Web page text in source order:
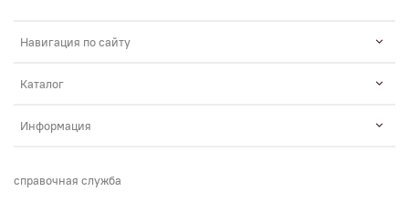
Навигация по сайту
Каталог
Информация
справочная служба